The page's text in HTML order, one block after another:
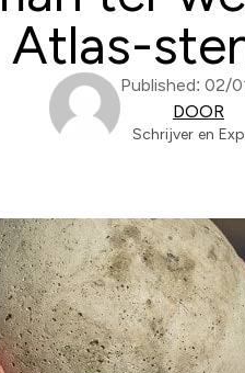
Atlas-
Published: 02/
DOOR
Schrijver en